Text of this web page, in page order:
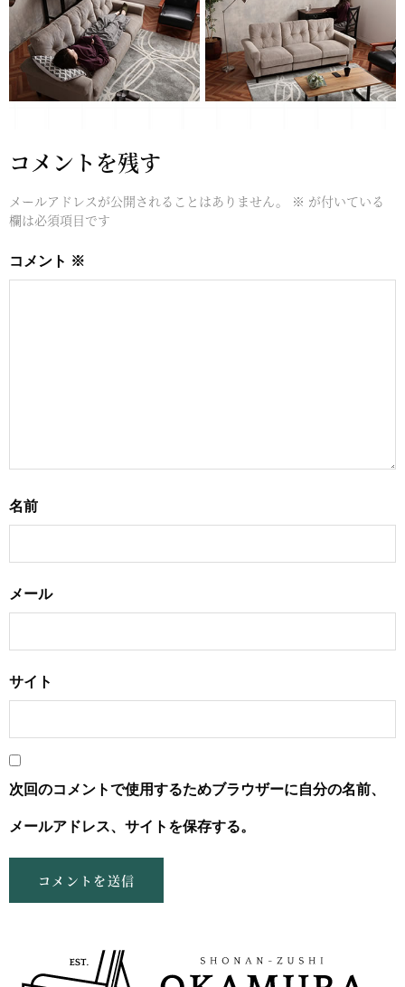
コメントを残す
メールアドレスが公開されることはありません。 ※ が付いている
欄は必須項目です
コメント ※
名前
メール
サイト
次回のコメントで使用するためブラウザーに自分の名前、
メールアドレス、サイトを保存する。